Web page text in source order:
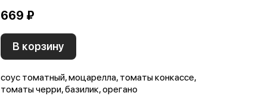
669 ₽
В корзину
соус томатный, моцарелла, томаты конкассе,
томаты черри, базилик, орегано